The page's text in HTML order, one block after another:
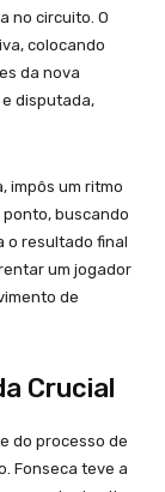
no circuito. O
colocando
da nova
disputada,
impôs um ritmo
ponto, buscando
o resultado final
um jogador
de
Crucial
do processo de
Fonseca teve a